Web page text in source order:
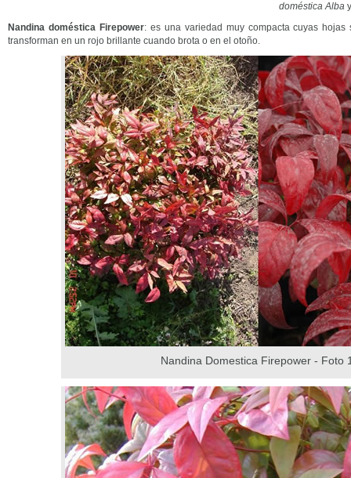
doméstica Alba
Nandina doméstica Firepower: es una variedad muy compacta cuyas
transforman en un rojo brillante cuando brota o en el otoño.
Nandina Domestica Firepower - Foto